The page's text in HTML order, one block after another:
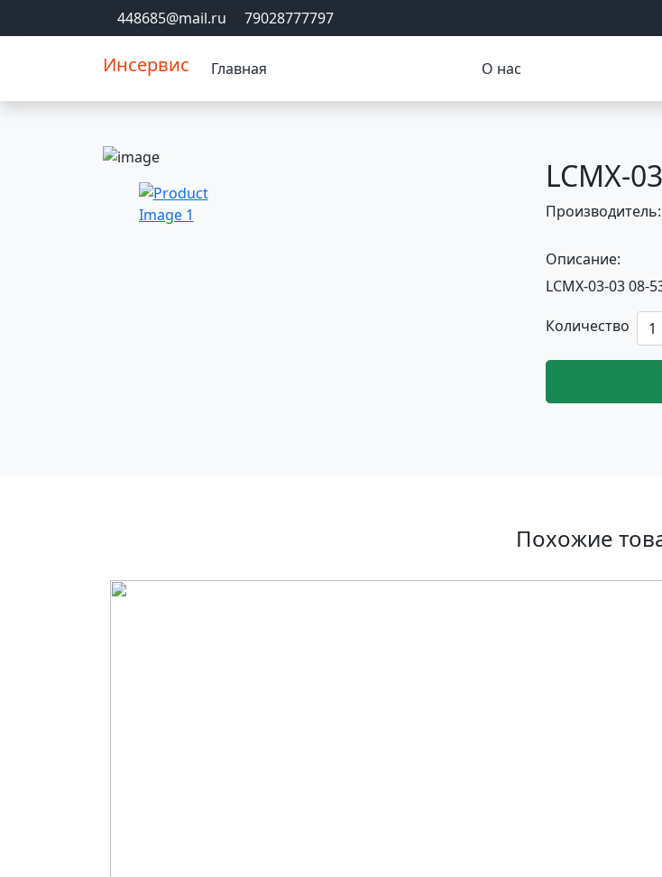
448685@mail.ru 79028777797
Инсервис Главная О нас
LCMX-
Производитель:
Описание:
LCMX-03-03 08-
Количество
Похожие